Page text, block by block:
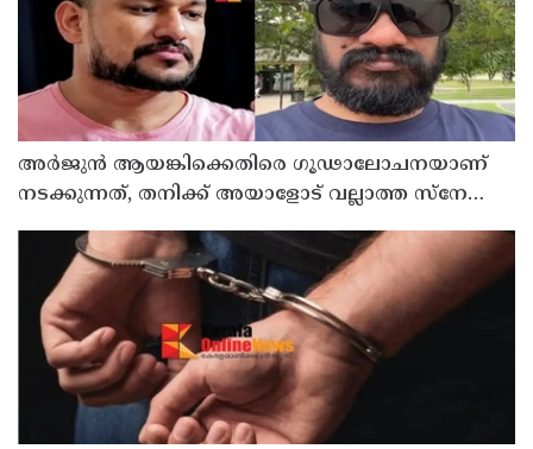
അർജുൻ ആയങ്കിക്കെതിരെ ഗൂഢാലോചനയാണ്
നടക്കുന്നത്, തനിക്ക് അയാളോട് വല്ലാത്ത സ്നേഹം
ശശിധരൻ